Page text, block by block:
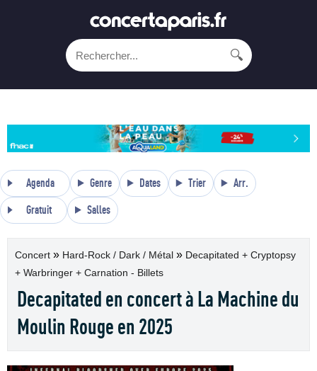
🔍
Agenda Genre Dates Trier Arr.
Gratuit Salles
Concert » Hard-Rock / Dark / Métal » Decapitated + Cryptopsy
+ Warbringer + Carnation - Billets
Decapitated en concert à La Machine du
Moulin Rouge en 2025